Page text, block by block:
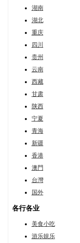
湖南
湖北
重庆
四川
贵州
云南
西藏
甘肃
陕西
宁夏
青海
新疆
香港
澳門
台灣
国外
各行各业
美食小吃
游乐娱乐